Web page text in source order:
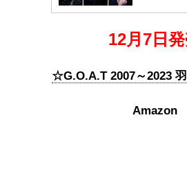
12月7日
☆G.O.A.T 2007～2023
Amazon